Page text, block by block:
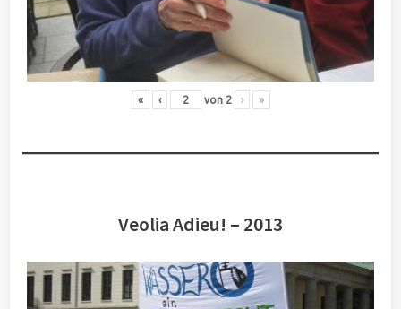
« ‹ von 2 › »
Veolia Adieu! – 2013